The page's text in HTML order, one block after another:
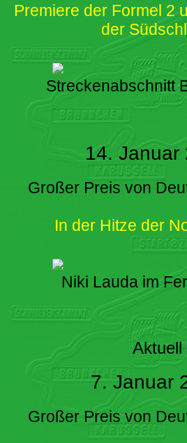
Premiere der Formel 2
der
Streckenabschnitt
14. Januar
Großer Preis von
In der Hitze der
Niki Lauda im
Aktuell
7. Januar
Großer Preis von